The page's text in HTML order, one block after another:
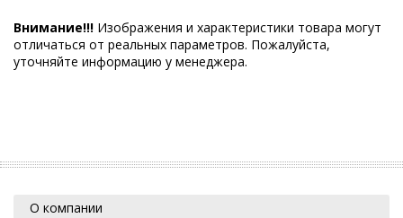
Внимание!!! Изображения и характеристики товара могут
отличаться от реальных параметров. Пожалуйста,
уточняйте информацию у менеджера.
О компании